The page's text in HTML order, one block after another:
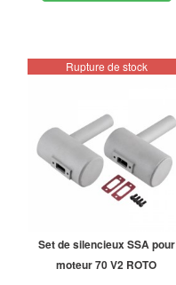
Rupture de stock
Set de silencieux SSA pour
moteur 70 V2 ROTO